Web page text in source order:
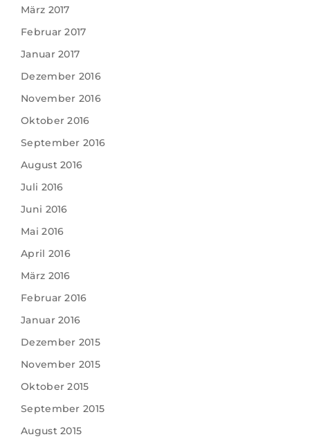
März 2017
Februar 2017
Januar 2017
Dezember 2016
November 2016
Oktober 2016
September 2016
August 2016
Juli 2016
Juni 2016
Mai 2016
April 2016
März 2016
Februar 2016
Januar 2016
Dezember 2015
November 2015
Oktober 2015
September 2015
August 2015